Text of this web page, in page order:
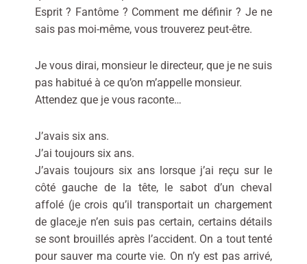
Esprit ? Fantôme ? Comment me définir ? Je ne
sais pas moi-même, vous trouverez peut-être.
Je vous dirai, monsieur le directeur, que je ne suis
pas habitué à ce qu’on m’appelle monsieur.
Attendez que je vous raconte…
J’avais six ans.
J’ai toujours six ans.
J’avais toujours six ans lorsque j’ai reçu sur le
côté gauche de la tête, le sabot d’un cheval
affolé (je crois qu’il transportait un chargement
de glace,je n’en suis pas certain, certains détails
se sont brouillés après l’accident. On a tout tenté
pour sauver ma courte vie. On n’y est pas arrivé,